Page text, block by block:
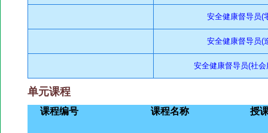
安全健康督导员(
安全健康督导员(
安全健康督导员(社
单元课程
课程编号 课程名称 授